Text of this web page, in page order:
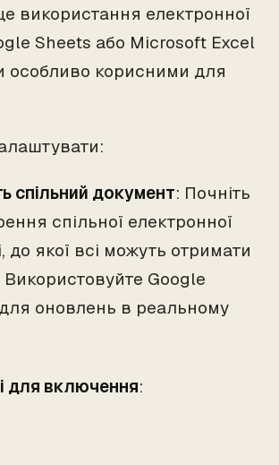
використання електронної
Sheets або Microsoft Excel
особливо корисними для
спільний документ: Почніть
спільної електронної
до якої всі можуть отримати
Використовуйте Google
оновлень в реальному
для включення: